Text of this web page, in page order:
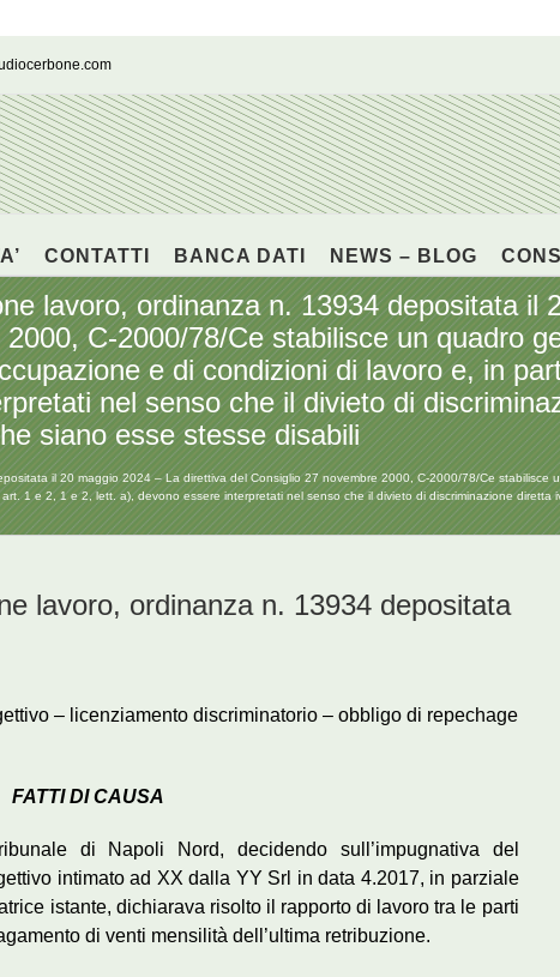
CONTATTI BANCA DATI NEWS – BLOG
lavoro, ordinanza n. 13934 depositata il
C-2000/78/Ce stabilisce un quadro
e di condizioni di lavoro e, in
nel senso che il divieto di
siano esse stesse disabili
il 20 maggio 2024 – La direttiva del Consiglio 27 novembre 2000, C-2000/78/Ce stabilisce
1 e 2, 1 e 2, lett. a), devono essere interpretati nel senso che il divieto di discriminazione
lavoro, ordinanza n. 13934 depositata
– licenziamento discriminatorio – obbligo di repechage
FATTI DI CAUSA
di Napoli Nord, decidendo sull’impugnativa del
intimato ad XX dalla YY Srl in data 4.2017, in parziale
istante, dichiarava risolto il rapporto di lavoro tra le parti
di venti mensilità dell’ultima retribuzione.